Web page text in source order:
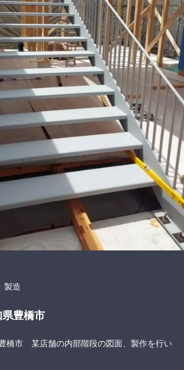
製造
豊橋市
橋市 某店舗の内部階段の図面、製作を行い